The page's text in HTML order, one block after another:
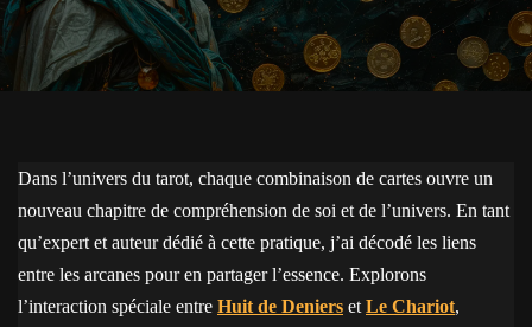
Dans l’univers du tarot, chaque combinaison de cartes ouvre un
nouveau chapitre de compréhension de soi et de l’univers. En tant
qu’expert et auteur dédié à cette pratique, j’ai décodé les liens
entre les arcanes pour en partager l’essence. Explorons
l’interaction spéciale entre Huit de Deniers et Le Chariot,